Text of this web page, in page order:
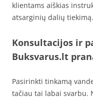
klientams aiškias
atsarginių dalių tiekimą.
Konsultacijos ir
Buksvarus.lt
Pasirinkti tinkamą
tačiau tai labai svarbu.